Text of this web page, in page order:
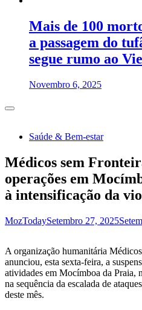
Mais de 100
a passagem do
segue rumo ao
Novembro 6, 2025
Saúde & Bem-estar
Médicos sem
operações em
à intensificação da
MozTodaySetembro 27, 2025
A organização humanitária
anunciou, esta sexta-feira, a
atividades em Mocímboa da Praia,
na sequência da escalada de
deste mês.